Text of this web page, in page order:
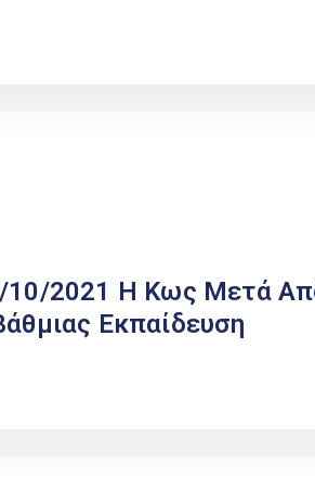
10/2021 Η Κως Μετά
Εκπαίδευση